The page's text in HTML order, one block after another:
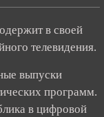
в своей
телевидения.
выпуски
программ.
в цифровой